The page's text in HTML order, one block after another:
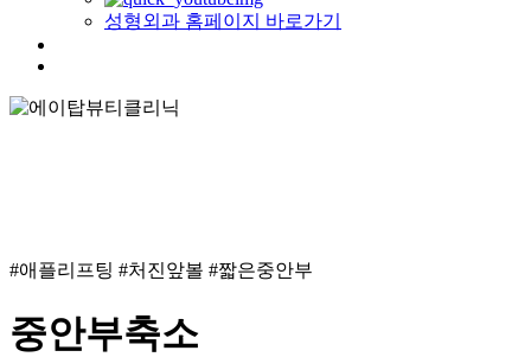
성형외과 홈페이지 바로가기
#애플리프팅 #처진앞볼 #짧은중안부
중안부축소